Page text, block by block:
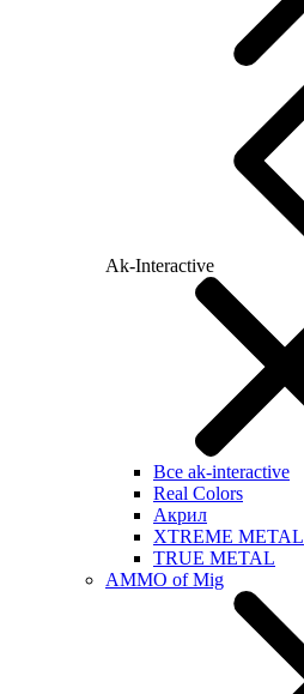
Ak-Interactive
Все ak-interactive
Real Colors
Акрил
XTREME METAL
TRUE METAL
AMMO of Mig